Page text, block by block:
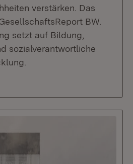
verstärken. Das
BW.
setzt auf Bildung,
sozialverantwortliche